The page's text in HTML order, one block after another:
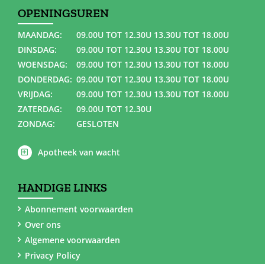
OPENINGSUREN
MAANDAG:
09.00U TOT 12.30U 13.30U TOT 18.00U
DINSDAG:
09.00U TOT 12.30U 13.30U TOT 18.00U
WOENSDAG:
09.00U TOT 12.30U 13.30U TOT 18.00U
DONDERDAG: 09.00U TOT 12.30U 13.30U TOT 18.00U
VRIJDAG:
09.00U TOT 12.30U 13.30U TOT 18.00U
ZATERDAG:
09.00U TOT 12.30U
ZONDAG:
GESLOTEN
Apotheek van wacht
HANDIGE LINKS
Abonnement voorwaarden
Over ons
Algemene voorwaarden
Privacy Policy